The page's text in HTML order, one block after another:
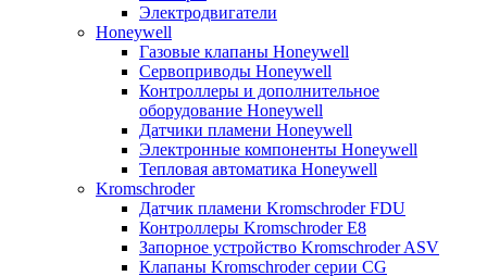
Электродвигатели
Honeywell
Газовые клапаны Honeywell
Сервоприводы Honeywell
Контроллеры и дополнительное
оборудование Honeywell
Датчики пламени Honeywell
Электронные компоненты Honeywell
Тепловая автоматика Honeywell
Kromschroder
Датчик пламени Kromschroder FDU
Контроллеры Kromschroder E8
Запорное устройство Kromschroder ASV
Клапаны Kromschroder серии CG